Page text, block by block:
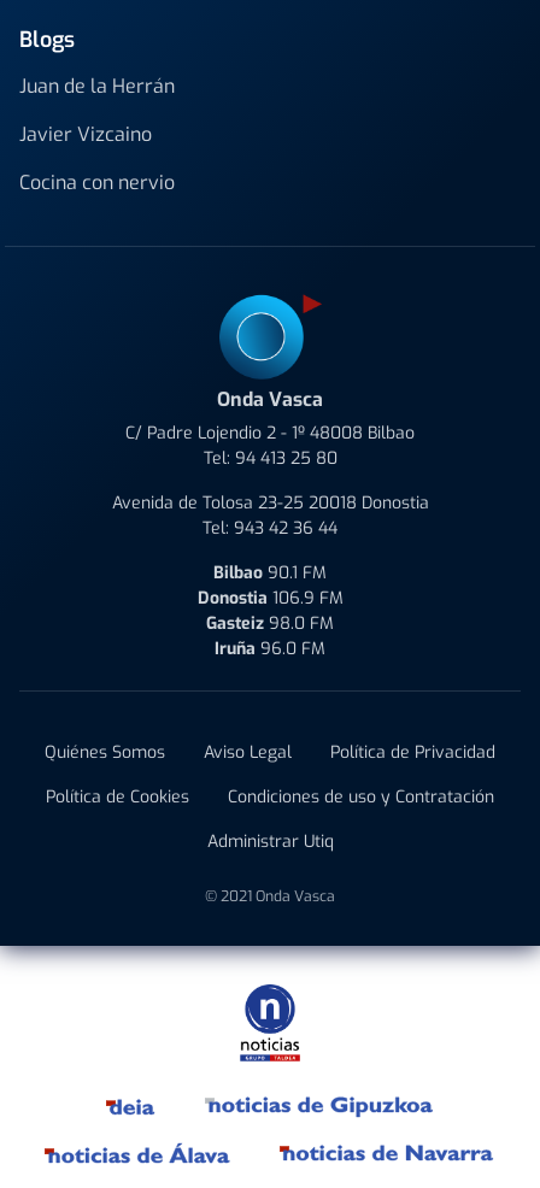
Blogs
Juan de la Herrán
Javier Vizcaino
Cocina con nervio
Onda Vasca
C/ Padre Lojendio 2 - 1º 48008 Bilbao
Tel: 94 413 25 80
Avenida de Tolosa 23-25 20018 Donostia
Tel: 943 42 36 44
Bilbao 90.1 FM
Donostia 106.9 FM
Gasteiz 98.0 FM
Iruña 96.0 FM
Quiénes Somos Aviso Legal
Política de Privacidad
Política de Cookies
Condiciones de uso y Contratación
Administrar Utiq
© 2021 Onda Vasca